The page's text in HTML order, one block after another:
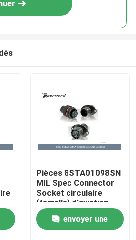
Pièces 8STA01098SN
MIL Spec Connector
Socket circulaire
(femelle) d'aviation
envoyer une